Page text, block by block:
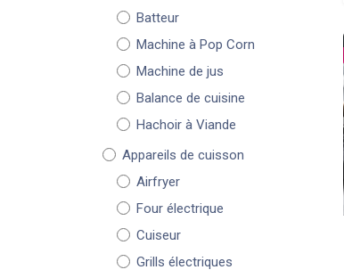
Batteur
Machine à Pop Corn
Machine de jus
Balance de cuisine
Hachoir à Viande
Appareils de cuisson
Airfryer
Four électrique
Cuiseur
Grills électriques